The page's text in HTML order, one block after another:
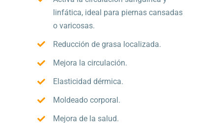
linfática, ideal para piernas cansadas
o varicosas.
Reducción de grasa localizada.
Mejora la circulación.
Elasticidad dérmica.
Moldeado corporal.
Mejora de la salud.